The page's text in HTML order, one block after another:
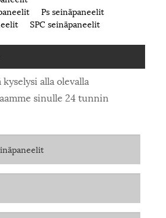
Ps seinäpaneelit
SPC seinäpaneelit
alla olevalla
sinulle 24 tunnin